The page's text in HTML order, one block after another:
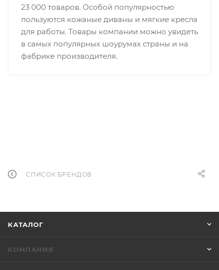
23 000 товаров. Особой популярностью
пользуются кожаные диваны и мягкие кресла
для работы. Товары компании можно увидеть
в самых популярных шоурумах страны и на
фабрике производителя.
СПИСОК БРЕНДОВ
КАТАЛОГ
КОМПАНИЯ